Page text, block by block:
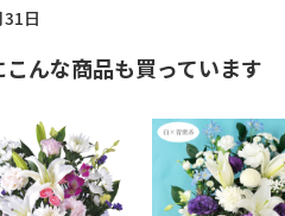
日
んな商品も買っています